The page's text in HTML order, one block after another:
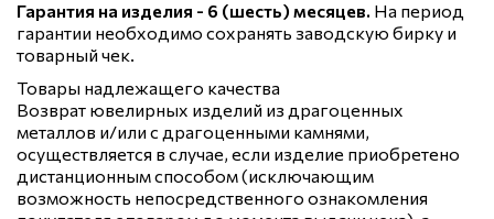
Гарантия на изделия - 6 (шесть) месяцев. На период
гарантии необходимо сохранять заводскую бирку и
товарный чек.
Товары надлежащего качества
Возврат ювелирных изделий из драгоценных
металлов и/или с драгоценными камнями,
осуществляется в случае, если изделие приобретено
дистанционным способом (исключающим
возможность непосредственного ознакомления